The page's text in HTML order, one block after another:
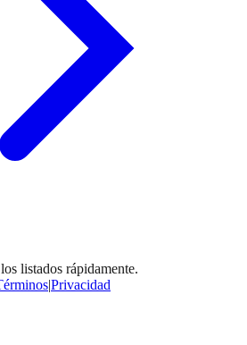
listados rápidamente.
|Privacidad